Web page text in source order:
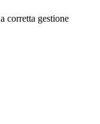
corretta gestione